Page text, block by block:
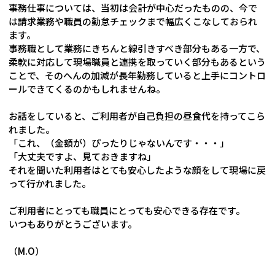
事務仕事については、当初は会計が中心だったものの、今で
は請求業務や職員の勤怠チェックまで幅広くこなしておられ
ます。
事務職として業務にきちんと線引きすべき部分もある一方で、
柔軟に対応して現場職員と連携を取っていく部分もあるという
ことで、そのへんの加減が長年勤務していると上手にコントロ
ールできてくるのかもしれませんね。
お話をしていると、ご利用者が自己負担の昼食代を持ってこら
れました。
「これ、（金額が）ぴったりじゃないんです・・・」
「大丈夫ですよ、見ておきますね」
それを聞いた利用者はとても安心したような顔をして現場に戻
って行かれました。
ご利用者にとっても職員にとっても安心できる存在です。
いつもありがとうございます。
（M.O）